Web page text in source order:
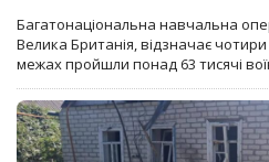
Багатонаціональна навчальна
Велика Британія, відзначає
межах пройшли понад 63 тисячі